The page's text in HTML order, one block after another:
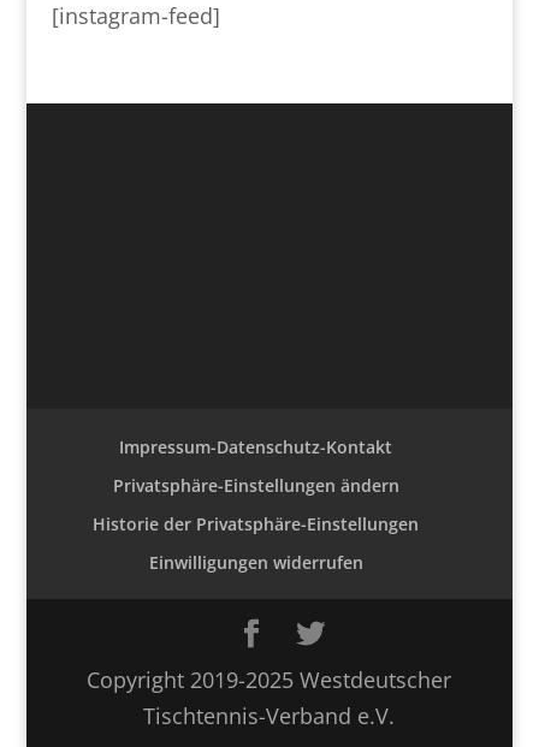
[instagram-feed]
Impressum-Datenschutz-Kontakt
Privatsphäre-Einstellungen ändern
Historie der Privatsphäre-Einstellungen
Einwilligungen widerrufen
Copyright 2019-2025 Westdeutscher
Tischtennis-Verband e.V.